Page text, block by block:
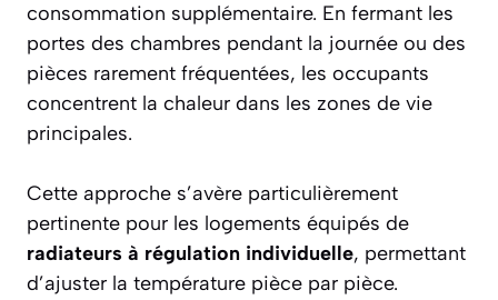
consommation supplémentaire. En fermant les
portes des chambres pendant la journée ou des
pièces rarement fréquentées, les occupants
concentrent la chaleur dans les zones de vie
principales.
Cette approche s’avère particulièrement
pertinente pour les logements équipés de
radiateurs à régulation individuelle, permettant
d’ajuster la température pièce par pièce.